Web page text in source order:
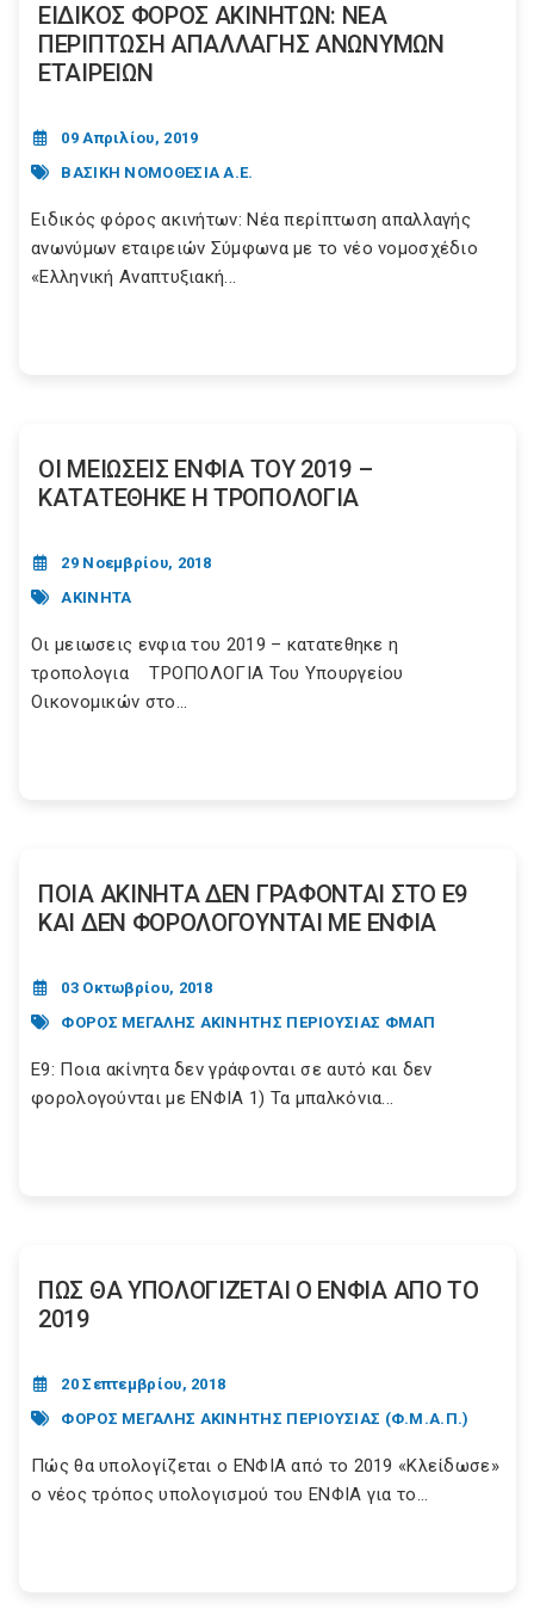
ΕΙΔΙΚΟΣ ΦΟΡΟΣ ΑΚΙΝΗΤΩΝ: ΝΕΑ
ΠΕΡΙΠΤΩΣΗ ΑΠΑΛΛΑΓΗΣ ΑΝΩΝΥΜΩΝ
ΕΤΑΙΡΕΙΩΝ
09 Απριλίου, 2019
ΒΑΣΙΚΗ ΝΟΜΟΘΕΣΙΑ Α.Ε.
Ειδικός φόρος ακινήτων: Νέα περίπτωση απαλλαγής
ανωνύμων εταιρειών Σύμφωνα με το νέο νομοσχέδιο
«Ελληνική Αναπτυξιακή...
ΟΙ ΜΕΙΩΣΕΙΣ ΕΝΦΙΑ ΤΟΥ 2019 –
ΚΑΤΑΤΕΘΗΚΕ Η ΤΡΟΠΟΛΟΓΙΑ
29 Νοεμβρίου, 2018
ΑΚΙΝΗΤΑ
Oι μειωσεις ενφια του 2019 – κατατεθηκε η
τροπολογια ΤΡΟΠΟΛΟΓΙΑ Του Υπουργείου
Οικονομικών στο...
ΠΟΙΑ ΑΚΙΝΗΤΑ ΔΕΝ ΓΡΑΦΟΝΤΑΙ ΣΤΟ Ε9
ΚΑΙ ΔΕΝ ΦΟΡΟΛΟΓΟΥΝΤΑΙ ΜΕ ΕΝΦΙΑ
03 Οκτωβρίου, 2018
ΦΟΡΟΣ ΜΕΓΑΛΗΣ ΑΚΙΝΗΤΗΣ ΠΕΡΙΟΥΣΙΑΣ ΦΜΑΠ
Ε9: Ποια ακίνητα δεν γράφονται σε αυτό και δεν
φορολογούνται με ΕΝΦΙΑ 1) Τα μπαλκόνια...
ΠΩΣ ΘΑ ΥΠΟΛΟΓΙΖΕΤΑΙ Ο ΕΝΦΙΑ ΑΠΟ ΤΟ
2019
20 Σεπτεμβρίου, 2018
ΦΟΡΟΣ ΜΕΓΑΛΗΣ ΑΚΙΝΗΤΗΣ ΠΕΡΙΟΥΣΙΑΣ (Φ.Μ.Α.Π.)
Πώς θα υπολογίζεται ο ΕΝΦΙΑ από το 2019 «Κλείδωσε»
ο νέος τρόπος υπολογισμού του ΕΝΦΙΑ για το...